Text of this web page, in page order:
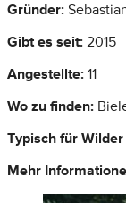
Gründer:
Gibt es seit: 2015
Angestellte: 11
Wo zu finden:
Typisch für
Mehr